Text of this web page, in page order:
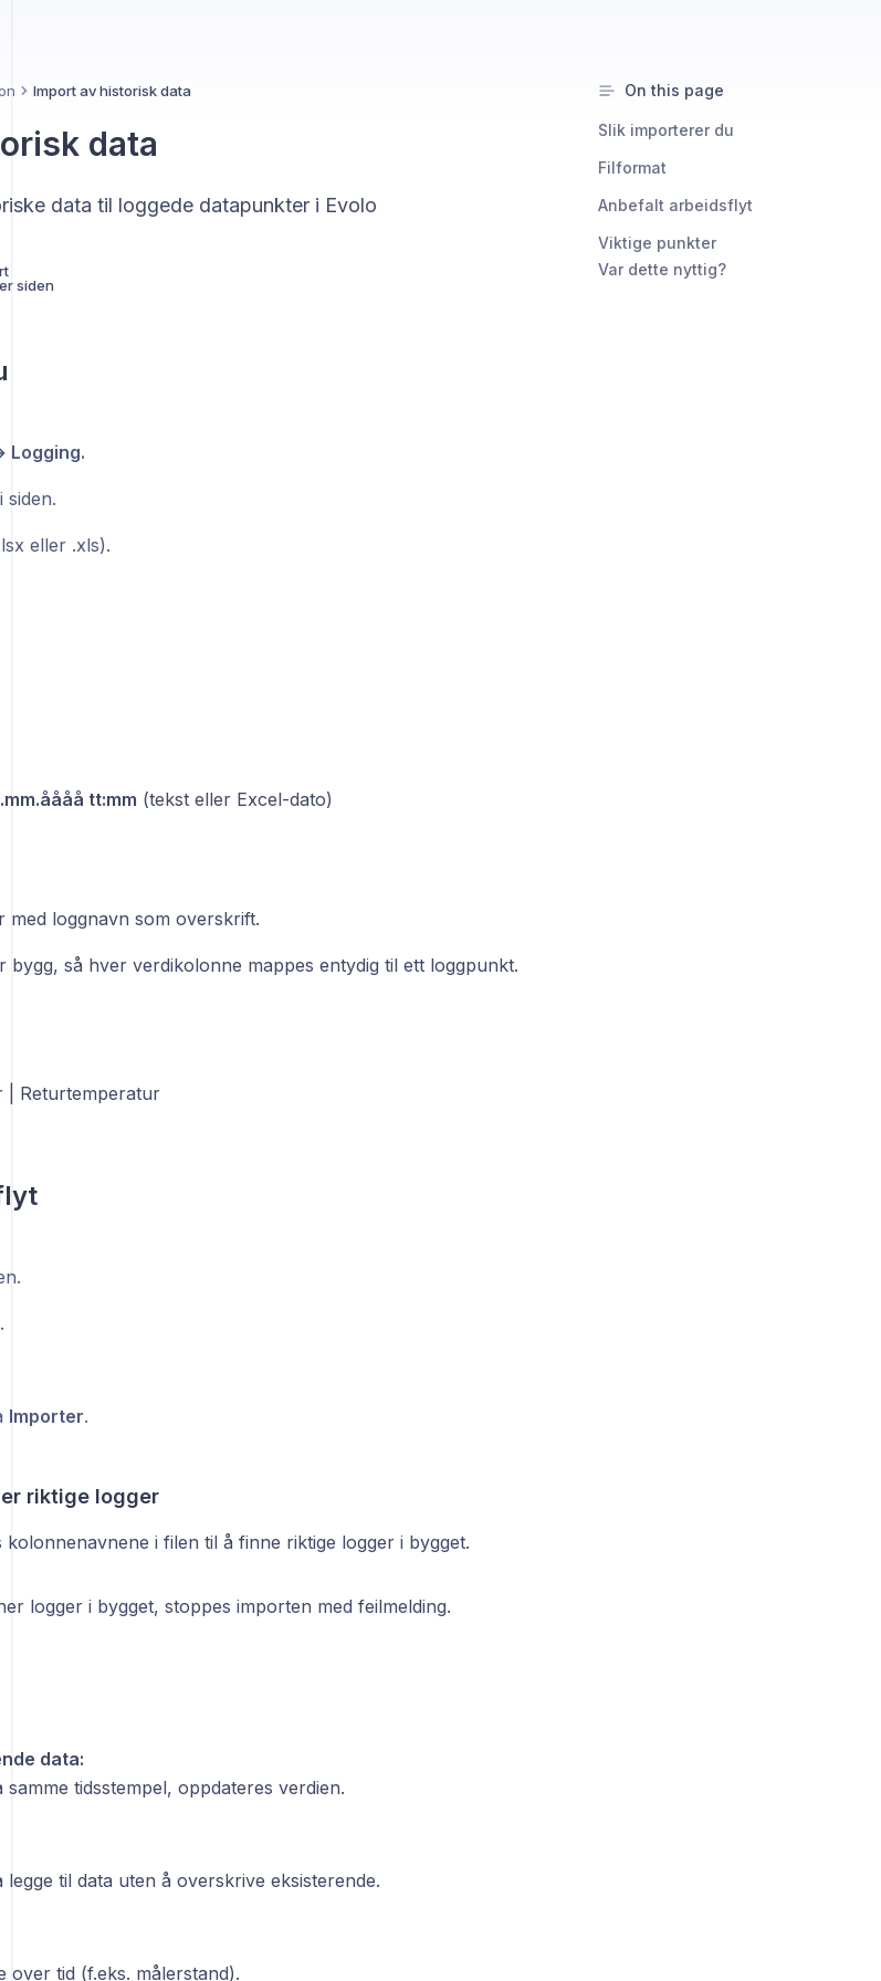
Import av historisk data
data
data til loggede datapunkter i Evolo
siden
Logging.
siden.
eller .xls).
tt:mm (tekst eller Excel-dato)
loggnavn som overskrift.
bygg, så hver verdikolonne mappes entydig til ett loggpunkt.
| Returtemperatur
.
Importer.
riktige logger
i filen til å finne riktige logger i bygget.
logger i bygget, stoppes importen med feilmelding.
data:
tidsstempel, oppdateres verdien.
til data uten å overskrive eksisterende.
over tid (f.eks. målerstand).
On this page
Slik importerer du
Filformat
Anbefalt arbeidsflyt
Viktige punkter
Var dette nyttig?